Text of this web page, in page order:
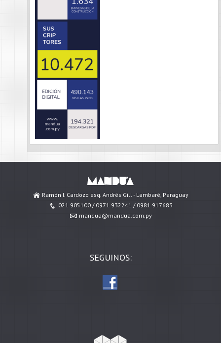
Ramón I. Cardozo esq. Andrés Gill - Lambaré, Paraguay
021 905100 / 0971 932241 / 0981 917683
mandua@mandua.com.py
SEGUINOS: